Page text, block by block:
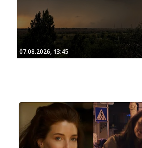
07.08.2026, 13:45